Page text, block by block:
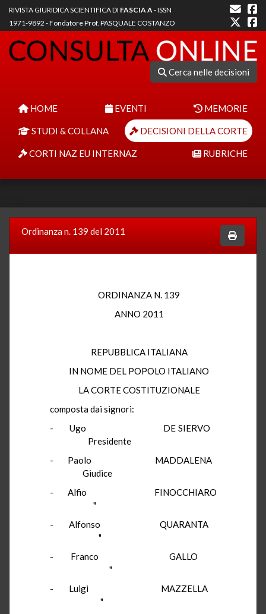
RIVISTA GIURIDICA SCIENTIFICA DI FASCIA A- ISSN
1971-9892 - Fondatore Prof. PASQUALE COSTANZO
Cerca nelle decisioni
HOME EVENTI MEMORIE
STUDI & COLLANA DECISIONI DELLA CORTE
CORTI NAZ EU INTERNAZ RUBRICHE
Ordinanza n. 139 del 2011
ORDINANZA N. 139
ANNO 2011
REPUBBLICA ITALIANA
IN NOME DEL POPOLO ITALIANO
LA CORTE COSTITUZIONALE
composta dai signori:
- Ugo DE SIERVO
Presidente
- Paolo MADDALENA
Giudice
- Alfio FINOCCHIARO
"
- Alfonso QUARANTA
"
- Franco GALLO
"
- Luigi MAZZELLA
"